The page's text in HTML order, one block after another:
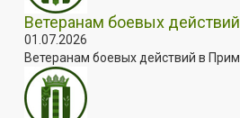
Ветеранам боевых
01.07.2026
Ветеранам боевых действий в